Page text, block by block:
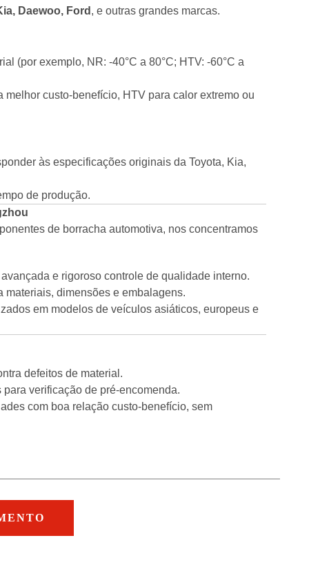
Daewoo, Ford , e outras grandes marcas.
(por exemplo, NR: -40°C a 80°C; HTV: -60°C a
custo-benefício, HTV para calor extremo ou
às especificações originais da Toyota, Kia,
de produção.
de borracha automotiva, nos concentramos
e rigoroso controle de qualidade interno.
dimensões e embalagens.
em modelos de veículos asiáticos, europeus e
defeitos de material.
verificação de pré-encomenda.
com boa relação custo-benefício, sem